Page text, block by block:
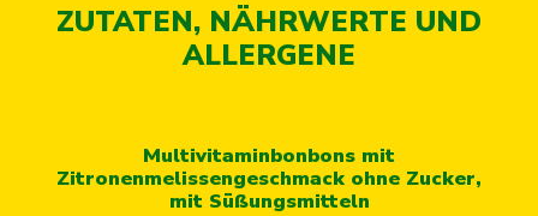
ZUTATEN, NÄHRWERTE UND
ALLERGENE
Multivitaminbonbons mit
Zitronenmelissengeschmack ohne Zucker,
mit Süßungsmitteln